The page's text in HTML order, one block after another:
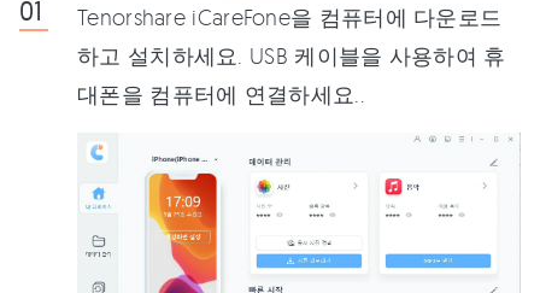
Tenorshare iCareFone을 컴퓨터에 다운로드
하고 설치하세요. USB 케이블을 사용하여 휴
대폰을 컴퓨터에 연결하세요..